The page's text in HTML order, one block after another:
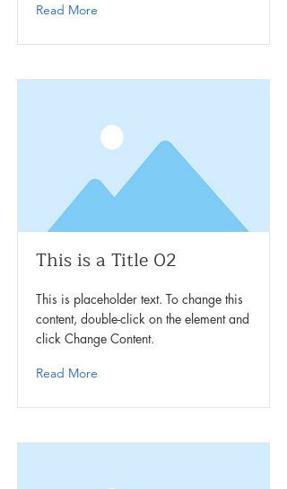
Read More
This is a Title 02
This is placeholder text. To change this
content, double-click on the element and
click Change Content.
Read More